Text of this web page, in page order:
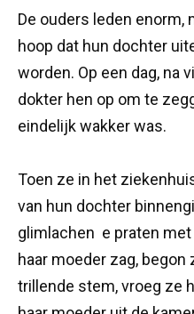
De ouders leden enorm,
hoop dat hun dochter
worden. Op een dag, na
dokter hen op om te
eindelijk wakker was.
Toen ze in het
van hun dochter
glimlachen e praten
haar moeder zag,
trillende stem, vroeg ze